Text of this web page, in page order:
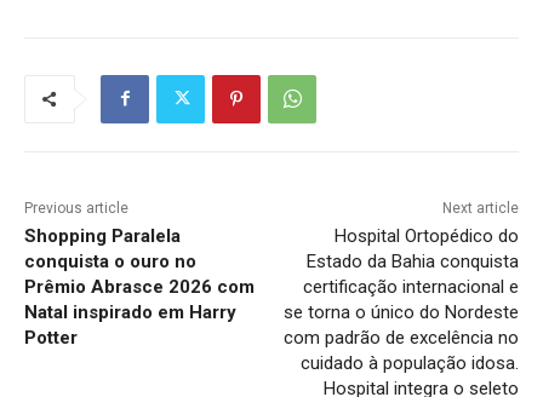
Previous article
Shopping Paralela
conquista o ouro no
Prêmio Abrasce 2026 com
Natal inspirado em Harry
Potter
Next article
Hospital Ortopédico do
Estado da Bahia conquista
certificação internacional e
se torna o único do Nordeste
com padrão de excelência no
cuidado à população idosa.
Hospital integra o seleto